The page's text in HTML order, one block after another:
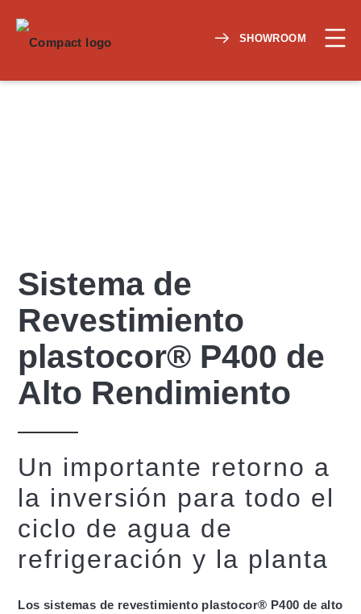
SHOWROOM
Sistema de
Revestimiento
plastocor® P400 de
Alto Rendimiento
Un importante retorno a
la inversión para todo el
ciclo de agua de
refrigeración y la planta
Los sistemas de revestimiento plastocor® P400 de alto